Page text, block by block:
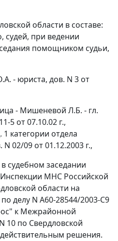
области в составе:
судей, при ведении
помощником судьи,
- юриста, дов. N 3 от
- Мишеневой Л.Б. - гл.
5 от 07.10.02 г.,
категории отдела
02/09 от 01.12.2003 г.,
судебном заседании
МНС Российской
области на
делу N А60-28544/2003-С9
к Межрайонной
10 по Свердловской
решения.